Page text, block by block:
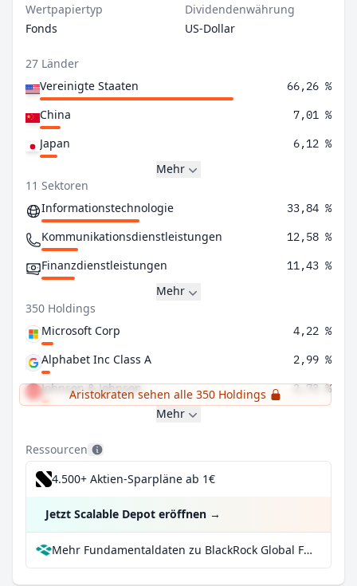
Wertpapiertyp
Fonds
Dividendenwährung
US-Dollar
27 Länder
Vereinigte Staaten
66,26 %
China 7,01 %
Japan 6,12 %
Mehr
11 Sektoren
Informationstechnologie
33,84 %
Kommunikationsdienstleistungen 12,58 %
Finanzdienstleistungen 11,43 %
Mehr
350 Holdings
Microsoft Corp
4,22 %
Alphabet Inc Class A 2,99 %
Johnson & Johnson 2,73 %
Aristokraten sehen alle 350 Holdings
Mehr
Ressourcen
4.500+ Aktien-Sparpläne ab 1€
Jetzt Scalable Depot eröffnen →
Mehr Fundamentaldaten zu BlackRock Global Funds - Systematic Global Equity High Income Fund A6 bei Parqet